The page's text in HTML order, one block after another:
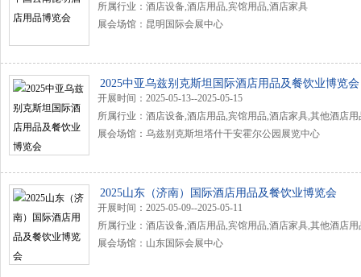
所属行业：酒店设备,酒店用品,宾馆用品,酒店家具
展会场馆：昆明国际会展中心
2025中亚乌兹别克斯坦国际酒店用品及餐饮业博览会
开展时间：2025-05-13--2025-05-15
所属行业：酒店设备,酒店用品,宾馆用品,酒店家具,其他酒店用
展会场馆：乌兹别克斯坦塔什干安霍尔公园展览中心
2025山东（济南）国际酒店用品及餐饮业博览会
开展时间：2025-05-09--2025-05-11
所属行业：酒店设备,酒店用品,宾馆用品,酒店家具,其他酒店用
展会场馆：山东国际会展中心